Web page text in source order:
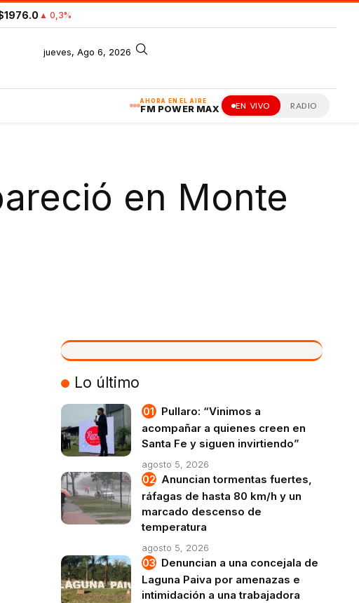
▲ 0,3%
jueves, Ago 6, 2026
AHORA EN EL AIRE
FM POWER MAX EN VIVO RADIO
en Monte
VIVO
Lo último
Pullaro: “Vinimos a
acompañar a quienes creen en
Santa Fe y siguen invirtiendo”
agosto 5, 2026
Anuncian tormentas fuertes,
ráfagas de hasta 80 km/h y un
marcado descenso de
temperatura
agosto 5, 2026
Denuncian a una concejala de
Laguna Paiva por amenazas e
intimidación a una trabajadora